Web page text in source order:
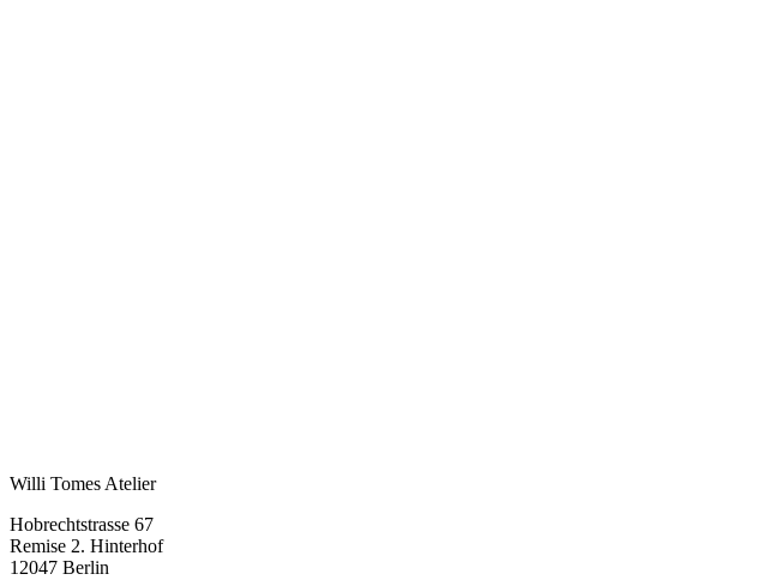
Willi Tomes Atelier
Hobrechtstrasse 67
Remise 2. Hinterhof
12047 Berlin